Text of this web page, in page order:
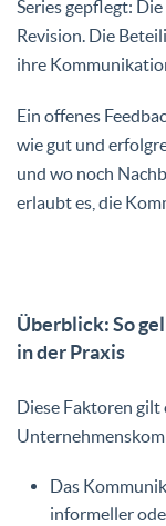
Series gepflegt:
Revision. Die
ihre
Ein offenes
wie gut und
und wo noch
erlaubt es, die
Überblick: So
in der Praxis
Diese Faktoren gilt
Das
informeller